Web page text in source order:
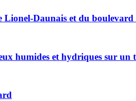
Lionel-Daunais et du
humides et hydriques sur un